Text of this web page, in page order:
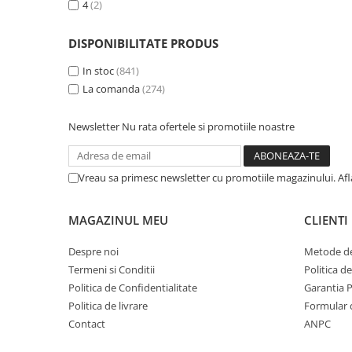
4(2)
DISPONIBILITATE PRODUS
In stoc(841)
La comanda(274)
Newsletter Nu rata ofertele si promotiile noastre
Vreau sa primesc newsletter cu promotiile magazinului.
MAGAZINUL MEU
Despre noi
Termeni si Conditii
Politica de Confidentialitate
Politica de livrare
Contact
CLIENTI
Metode
Politica
Garantia
Formular
ANPC